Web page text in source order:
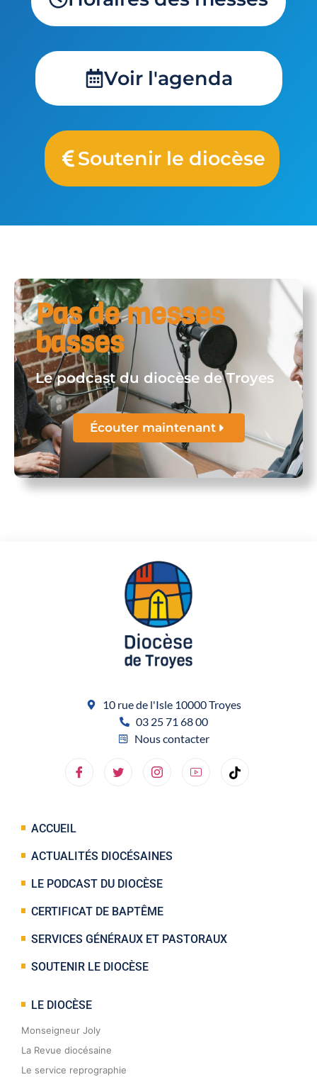
Voir l'agenda
Soutenir le diocèse
Pas de messes
basses
Le podcast du diocèse de Troyes
Écouter maintenant
10 rue de l'Isle 10000 Troyes
03 25 71 68 00
Nous contacter
ACCUEIL
ACTUALITÉS DIOCÉSAINES
LE PODCAST DU DIOCÈSE
CERTIFICAT DE BAPTÊME
SERVICES GÉNÉRAUX ET PASTORAUX
SOUTENIR LE DIOCÈSE
LE DIOCÈSE
Monseigneur Joly
La Revue diocésaine
Le service reprographie